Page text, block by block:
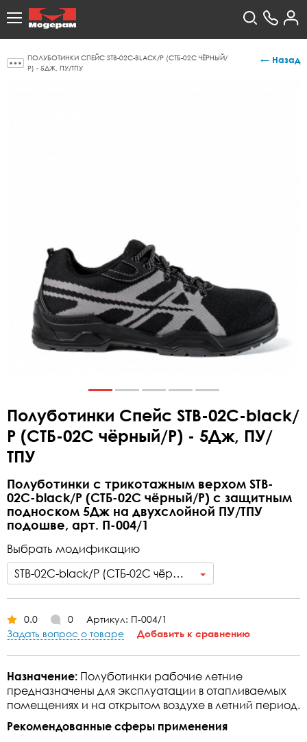
ПОЛУБОТИНКИ СПЕЙС STB-02C-BLACK/Р (СТБ-02С ЧЁРНЫЙ/
Р) - 5ДЖ, ПУ/ТПУ
← Назад
Полуботинки Спейс STB-02C-black/
Р (СТБ-02С чёрный/Р) - 5Дж, ПУ/
ТПУ
Полуботинки с трикотажным верхом STB-
02C-black/Р (СТБ-02С чёрный/Р) с защитным
подноском 5Дж на двухслойной ПУ/ТПУ
подошве, арт. П-004/1
Выбрать модификацию
STB-02C-black/Р (СТБ-02С чёрный/Р) - 5Дж, ПУ/ТПУ
0.0 0
Артикул: П-004/1
Задать вопрос о товаре
Добавить к сравнению
Назначение: Полуботинки рабочие летние
предназначены для эксплуатации в отапливаемых
помещениях и на открытом воздухе в летний период.
Рекомендованные сферы применения